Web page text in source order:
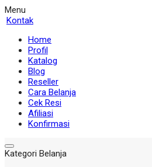
Menu
Kontak
Home
Profil
Katalog
Blog
Reseller
Cara Belanja
Cek Resi
Afiliasi
Konfirmasi
Kategori Belanja